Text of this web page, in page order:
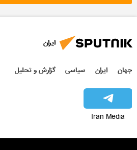
ایران
جهان ایران سیاسی گزارش و تحلیل
Iran Media